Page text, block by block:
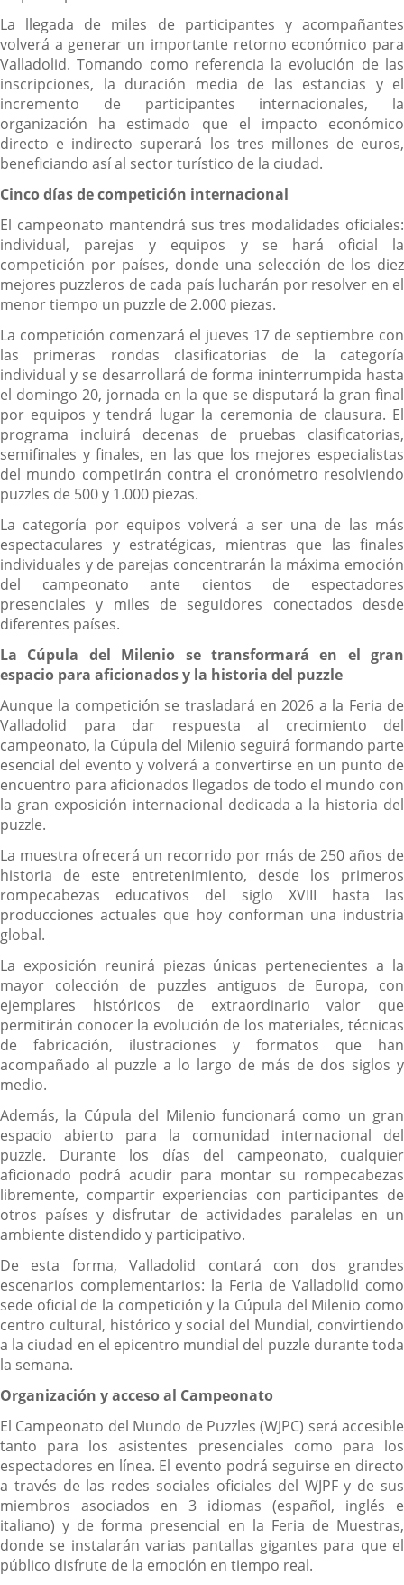
La llegada de miles de participantes y acompañantes
volverá a generar un importante retorno económico para
Valladolid. Tomando como referencia la evolución de las
inscripciones, la duración media de las estancias y el
incremento de participantes internacionales, la
organización ha estimado que el impacto económico
directo e indirecto superará los tres millones de euros,
beneficiando así al sector turístico de la ciudad.
Cinco días de competición internacional
El campeonato mantendrá sus tres modalidades oficiales:
individual, parejas y equipos y se hará oficial la
competición por países, donde una selección de los diez
mejores puzzleros de cada país lucharán por resolver en el
menor tiempo un puzzle de 2.000 piezas.
La competición comenzará el jueves 17 de septiembre con
las primeras rondas clasificatorias de la categoría
individual y se desarrollará de forma ininterrumpida hasta
el domingo 20, jornada en la que se disputará la gran final
por equipos y tendrá lugar la ceremonia de clausura. El
programa incluirá decenas de pruebas clasificatorias,
semifinales y finales, en las que los mejores especialistas
del mundo competirán contra el cronómetro resolviendo
puzzles de 500 y 1.000 piezas.
La categoría por equipos volverá a ser una de las más
espectaculares y estratégicas, mientras que las finales
individuales y de parejas concentrarán la máxima emoción
del campeonato ante cientos de espectadores
presenciales y miles de seguidores conectados desde
diferentes países.
La Cúpula del Milenio se transformará en el gran
espacio para aficionados y la historia del puzzle
Aunque la competición se trasladará en 2026 a la Feria de
Valladolid para dar respuesta al crecimiento del
campeonato, la Cúpula del Milenio seguirá formando parte
esencial del evento y volverá a convertirse en un punto de
encuentro para aficionados llegados de todo el mundo con
la gran exposición internacional dedicada a la historia del
puzzle.
La muestra ofrecerá un recorrido por más de 250 años de
historia de este entretenimiento, desde los primeros
rompecabezas educativos del siglo XVIII hasta las
producciones actuales que hoy conforman una industria
global.
La exposición reunirá piezas únicas pertenecientes a la
mayor colección de puzzles antiguos de Europa, con
ejemplares históricos de extraordinario valor que
permitirán conocer la evolución de los materiales, técnicas
de fabricación, ilustraciones y formatos que han
acompañado al puzzle a lo largo de más de dos siglos y
medio.
Además, la Cúpula del Milenio funcionará como un gran
espacio abierto para la comunidad internacional del
puzzle. Durante los días del campeonato, cualquier
aficionado podrá acudir para montar su rompecabezas
libremente, compartir experiencias con participantes de
otros países y disfrutar de actividades paralelas en un
ambiente distendido y participativo.
De esta forma, Valladolid contará con dos grandes
escenarios complementarios: la Feria de Valladolid como
sede oficial de la competición y la Cúpula del Milenio como
centro cultural, histórico y social del Mundial, convirtiendo
a la ciudad en el epicentro mundial del puzzle durante toda
la semana.
Organización y acceso al Campeonato
El Campeonato del Mundo de Puzzles (WJPC) será accesible
tanto para los asistentes presenciales como para los
espectadores en línea. El evento podrá seguirse en directo
a través de las redes sociales oficiales del WJPF y de sus
miembros asociados en 3 idiomas (español, inglés e
italiano) y de forma presencial en la Feria de Muestras,
donde se instalarán varias pantallas gigantes para que el
público disfrute de la emoción en tiempo real.